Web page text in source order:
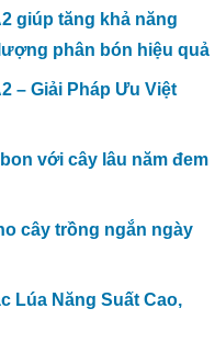
giúp tăng khả năng
phân bón hiệu quả
– Giải Pháp Ưu Việt
với cây lâu năm đem
cây trồng ngắn ngày
Lúa Năng Suất Cao,